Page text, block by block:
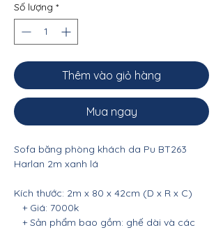
Số lượng *
Thêm vào giỏ hàng
Mua ngay
Sofa băng phòng khách da Pu BT263
Harlan 2m xanh lá
Kích thước: 2m x 80 x 42cm (D x R x C)
+ Giá: 7000k
+ Sản phẩm bao gồm: ghế dài và các